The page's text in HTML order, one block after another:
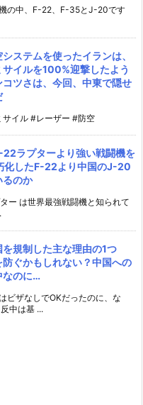
の中、F-22、F-35とJ-20です
ステムを使ったイランは、
イルを100%迎撃したよう
ツさは、今回、中東で隠せ
イル #レーザー #防空
ラプターより強い戦闘機を
化したF-22より中国のJ-20
るのか
ー は世界最強戦闘機と知られて
規制した主な理由の1つ
ぐかもしれない？中国への
なのに…
ビザなしでOKだったのに、な
中は基 ...